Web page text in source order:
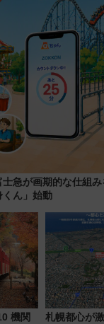
士急が画期的な仕組
くん」始動
機関
札幌都心が